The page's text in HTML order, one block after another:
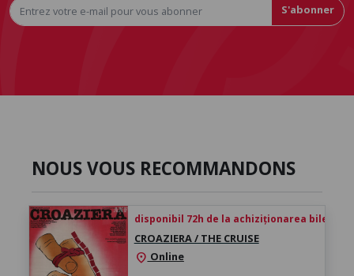
S'abonner
NOUS VOUS RECOMMANDONS
disponibil 72h de la achiziționarea biletului
CROAZIERA / THE CRUISE
location_on Online